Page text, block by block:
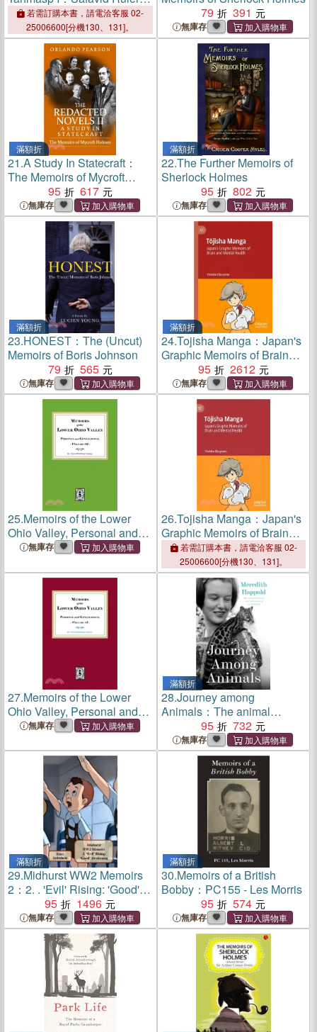
Iran若需訂購本書，請電洽客服 02-
25006600[分機130、131]。
79
391
無庫存
滿額折
21.A Study In Statecraft：
The Memoirs of Mycroft
95 617
無庫存
滿額折
22.The Further Memoirs of
Sherlock Holmes
95
802
無庫存
滿額折
23.HONEST：The (Uncut)
Memoirs of Boris Johnson
79
565
無庫存
滿額折
24.Tojisha Manga：Japan's
Graphic Memoirs of Brain
and Mental Health
95 2612
無庫存
25.Memoirs of the Lower
Ohio Valley, Personal and
Genealogical. Volume #2
無庫存
26.Tojisha Manga：Japan's
Graphic Memoirs of Brain
and Mental Health
若需訂購本書，請電洽客服 02-
25006600[分機130、131]。
27.Memoirs of the Lower
Ohio Valley, Personal and
Genealogical. Volume #1
無庫存
滿額折
28.Journey among
Animals：The animal
stories and memoirs of a
zoologist
95 732
無庫存
滿額折
29.Midhurst WW2 Memoirs
2：2. . 'Evil' Rising: 'Good'
Awakening
95 1496
無庫存
滿額折
30.Memoirs of a British
Bobby：PC155 - Les Morris
95
574
無庫存